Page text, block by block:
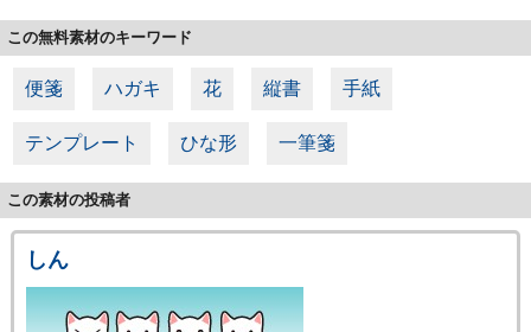
この無料素材のキーワード
便箋 ハガキ 花 縦書 手紙
テンプレート ひな形 一筆箋
この素材の投稿者
しん